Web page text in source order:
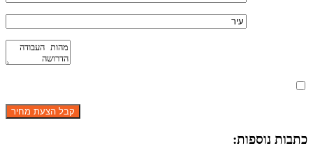
כתבות נוספות: